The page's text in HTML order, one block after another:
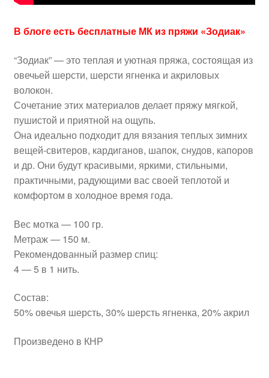
В блоге есть бесплатные МК из пряжи «Зодиак»
“Зодиак” — это теплая и уютная пряжа, состоящая из
овечьей шерсти, шерсти ягненка и акриловых
волокон.
Сочетание этих материалов делает пряжу мягкой,
пушистой и приятной на ощупь.
Она идеально подходит для вязания теплых зимних
вещей-свитеров, кардиганов, шапок, снудов, капоров
и др. Они будут красивыми, яркими, стильными,
практичными, радующими вас своей теплотой и
комфортом в холодное время года.
Вес мотка — 100 гр.
Метраж — 150 м.
Рекомендованный размер спиц:
4 — 5 в 1 нить.
Состав:
50% овечья шерсть, 30% шерсть ягненка, 20% акрил
Произведено в КНР